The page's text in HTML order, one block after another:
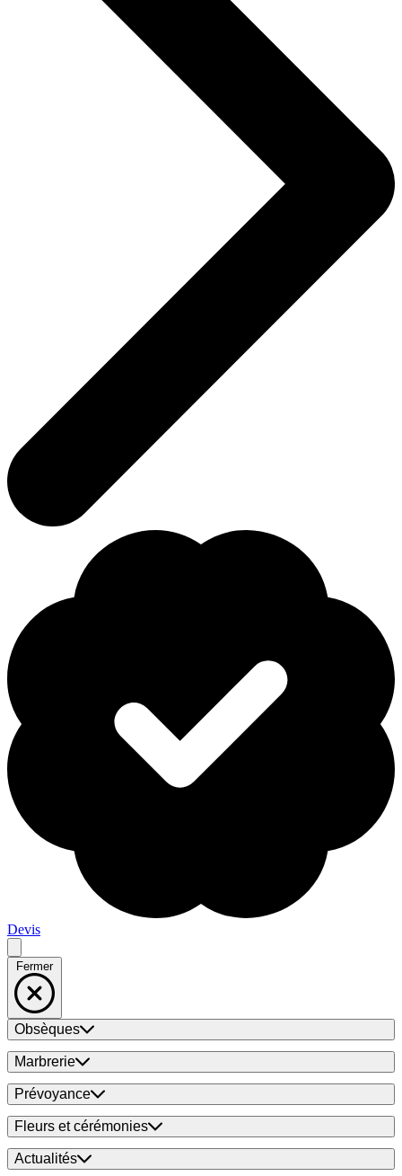
Devis
Fermer
Obsèques
Marbrerie
Prévoyance
Fleurs et cérémonies
Actualités